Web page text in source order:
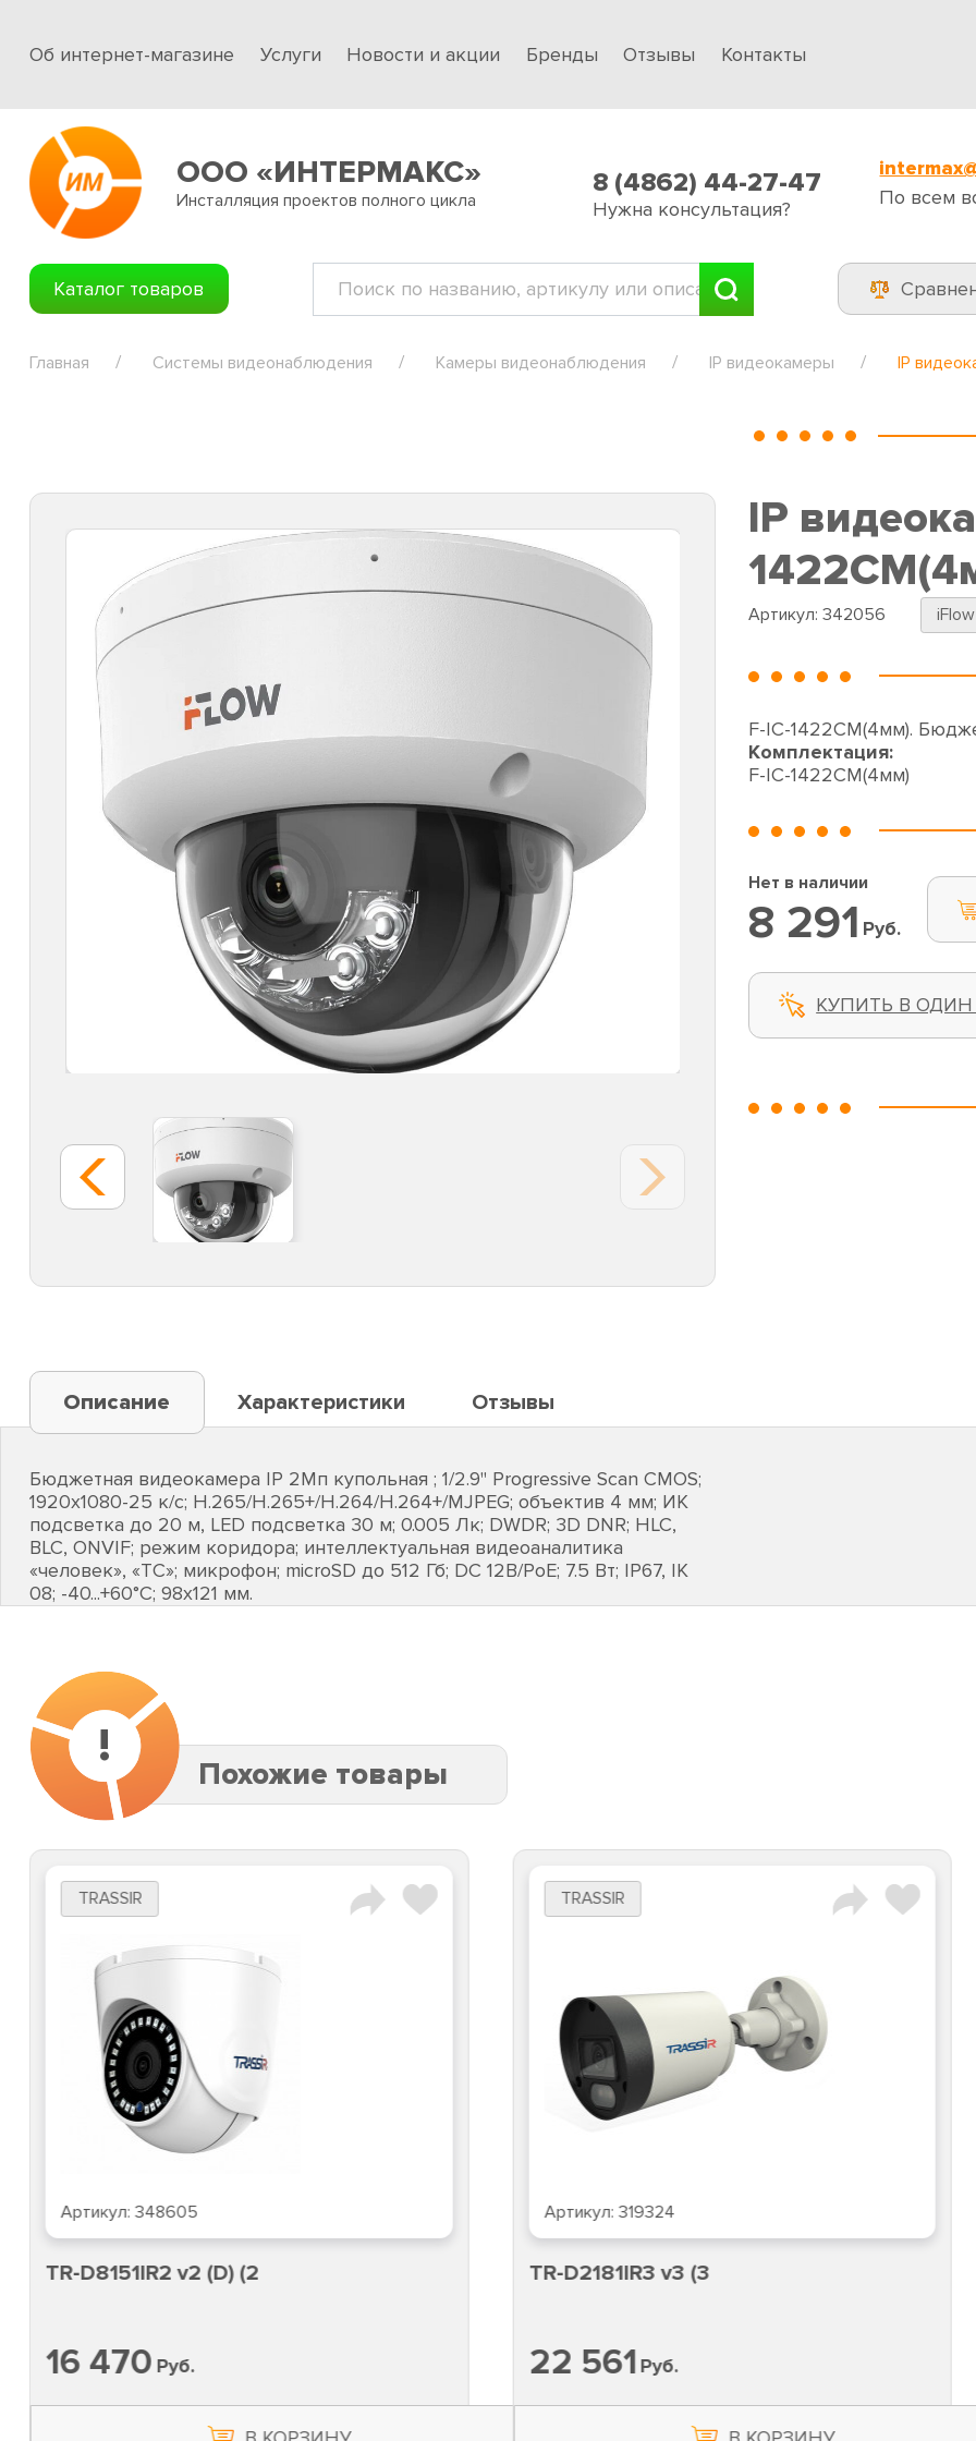
Об интернет-магазине Услуги Новости и акции Бренды Отзывы Контакты
ООО «ИНТЕРМАКС»
Инсталляция проектов полного цикла
8 (4862) 44-27-47
Нужна консультация?
По всем
Каталог товаров
Главная Системы видеонаблюдения Камеры видеонаблюдения IP видеокамеры IP
IP
Артикул: 342056 iFlow
F-IC-1422CM(4мм).
Комплектация:
F-IC-1422CM(4мм)
Нет в наличии
8 291 Руб.
КУПИТЬ В
Описание Характеристики Отзывы
Бюджетная видеокамера IP 2Мп купольная ; 1/2.9" Progressive Scan CMOS;
1920х1080-25 к/с; H.265/H.265+/H.264/H.264+/MJPEG; объектив 4 мм; ИК
подсветка до 20 м, LED подсветка 30 м; 0.005 Лк; DWDR; 3D DNR; HLC,
BLC, ONVIF; режим коридора; интеллектуальная видеоаналитика
«человек», «ТС»; микрофон; microSD до 512 Гб; DC 12В/PoE; 7.5 Вт; IP67, IK
08; -40...+60°C; 98х121 мм.
!
Похожие товары
TRASSIR
Артикул:348605
TR-D8151IR2 v2 (D) (2
16 470 Руб.
TRASSIR
Артикул:319324
TR-D2181IR3 v3 (3
22 561Руб.